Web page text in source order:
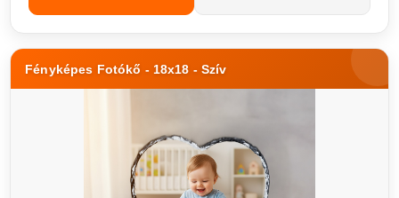
Fényképes Fotókő - 18x18 - Szív